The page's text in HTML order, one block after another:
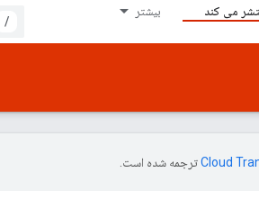
می کند بیشتر
/
ترجمه شده است.